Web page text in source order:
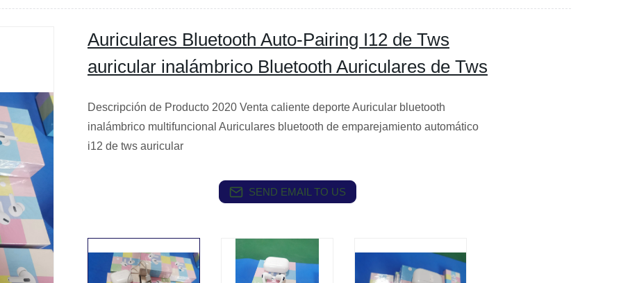
Auriculares Bluetooth Auto-Pairing I12 de Tws
auricular inalámbrico Bluetooth Auriculares de Tws
Descripción de Producto 2020 Venta caliente deporte Auricular bluetooth
inalámbrico multifuncional Auriculares bluetooth de emparejamiento automático
i12 de tws auricular
SEND EMAIL TO US